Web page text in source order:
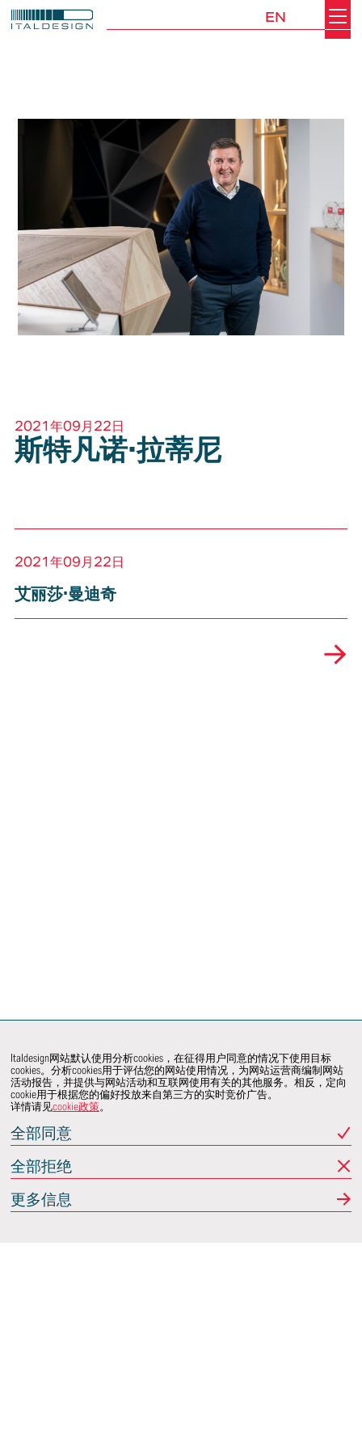
EN Search
2021年09月22日
斯特凡诺·拉蒂尼
2021年09月22日
艾丽莎·曼迪奇
Italdesign网站默认使用分析cookies，在征得用户同意的情况下使用目标
cookies。分析cookies用于评估您的网站使用情况，为网站运营商编制网站
活动报告，并提供与网站活动和互联网使用有关的其他服务。相反，定向
cookie用于根据您的偏好投放来自第三方的实时竞价广告。
详情请见cookie政策。
全部同意
全部拒绝
更多信息